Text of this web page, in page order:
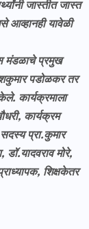
जास्तीत जास्त
आव्हानही यावेळी
मंडळाचे प्रमुख
पडोळकर तर
कार्यक्रमाला
कार्यक्रम
प्रा.कुमार
मोरे,
शिक्षकेतर